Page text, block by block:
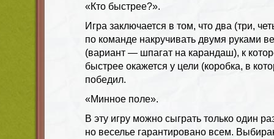
«Кто быстрее?».
Игра заключается в том, что два (три,
по команде накручивать двумя руками
(вариант — шпагат на карандаш), к
быстрее окажется у цели (коробка, в
победил.
«Минное поле».
В эту игру можно сыграть только один
но веселье гарантировано всем.